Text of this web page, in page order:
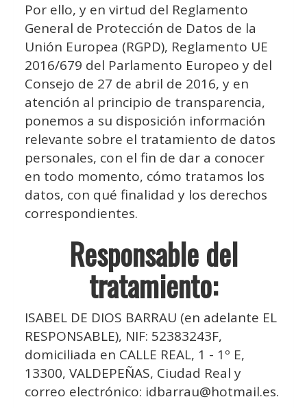
Por ello, y en virtud del Reglamento
General de Protección de Datos de la
Unión Europea (RGPD), Reglamento UE
2016/679 del Parlamento Europeo y del
Consejo de 27 de abril de 2016, y en
atención al principio de transparencia,
ponemos a su disposición información
relevante sobre el tratamiento de datos
personales, con el fin de dar a conocer
en todo momento, cómo tratamos los
datos, con qué finalidad y los derechos
correspondientes.
Responsable del
tratamiento:
ISABEL DE DIOS BARRAU (en adelante EL
RESPONSABLE), NIF: 52383243F,
domiciliada en CALLE REAL, 1 - 1º E,
13300, VALDEPEÑAS, Ciudad Real y
correo electrónico: idbarrau@hotmail.es.